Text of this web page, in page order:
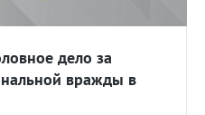
дело за
вражды в